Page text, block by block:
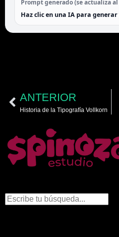
Prompt generado (se actualiza
Haz clic en una IA para
ANTERIOR
Historia de la Tipografía Vollkorn